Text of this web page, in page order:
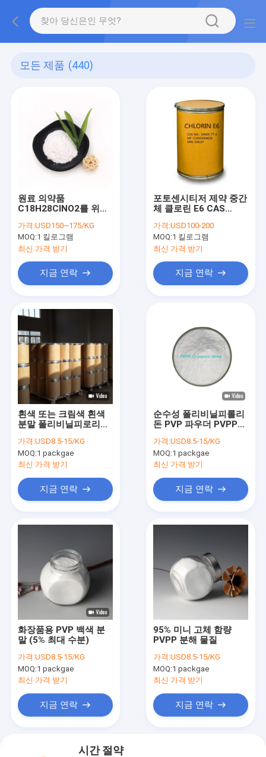
모든 제품 (440)
원료 의약품
C18H28ClNO2를 위한
라이드
가격:USD150~175/KG
MOQ:1 킬로그램
최신 가격 받기
지금 연락
포토센시티저 제약 중간
체 클로린 E6 CAS
가격:USD100-200
MOQ:1 킬로그램
최신 가격 받기
지금 연락
흰색 또는 크림색 흰색
분말 폴리비닐피로리돈
키워드 PVPP
가격:USD8.5-15/KG
MOQ:1 packgae
최신 가격 받기
지금 연락
순수성 폴리비닐피롤리
돈 PVP 파우더 PVPP
가격:USD8.5-15/KG
MOQ:1 packgae
최신 가격 받기
지금 연락
화장품용 PVP 백색 분
말 (5% 최대 수분)
가격:USD8.5-15/KG
MOQ:1 packgae
최신 가격 받기
지금 연락
95% 미니 고체 함량
PVPP 분해 물질
가격:USD8.5-15/KG
MOQ:1 packgae
최신 가격 받기
지금 연락
시간 절약